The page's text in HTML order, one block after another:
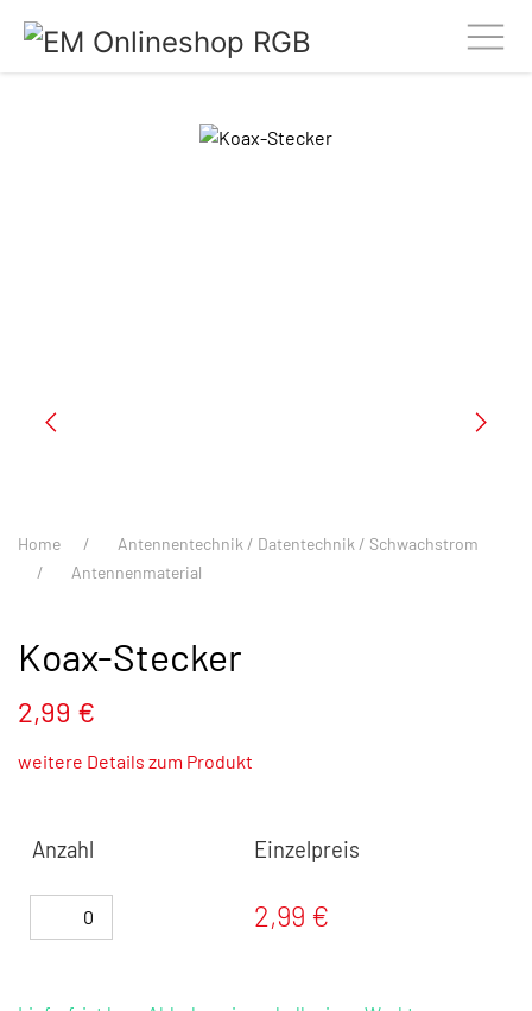
Home
Antennentechnik / Datentechnik / Schwachstrom
Antennenmaterial
Koax-Stecker
2,99 €
weitere Details zum Produkt
Anzahl Einzelpreis
2,99 €